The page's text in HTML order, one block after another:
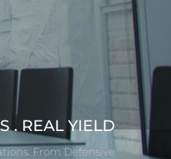
. REAL YIELD
From Defensive